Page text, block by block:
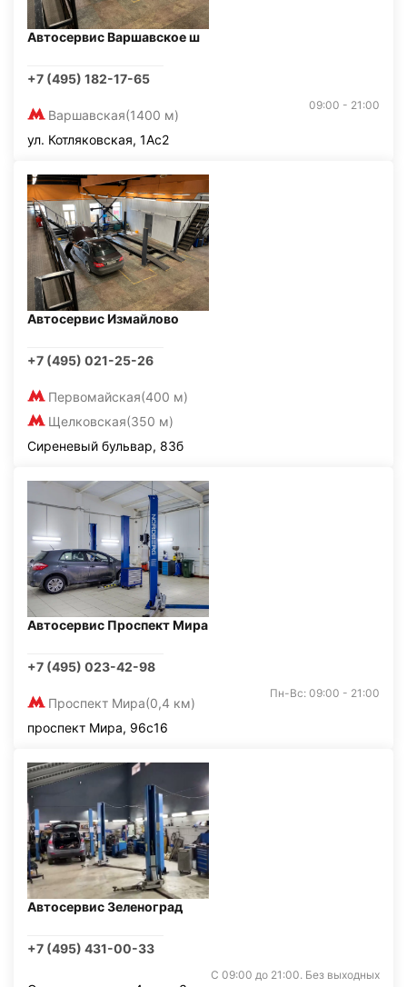
Автосервис Варшавское ш
+7 (495) 182-17-65
Варшавская(1400 м)
09:00 - 21:00
ул. Котляковская, 1Ас2
Автосервис Измайлово
+7 (495) 021-25-26
Первомайская(400 м)
Щелковская(350 м)
Сиреневый бульвар, 83б
Автосервис Проспект Мира
+7 (495) 023-42-98
Проспект Мира(0,4 км)
Пн-Вс: 09:00 - 21:00
проспект Мира, 96с16
Автосервис Зеленоград
+7 (495) 431-00-33
С 09:00 до 21:00. Без выходных